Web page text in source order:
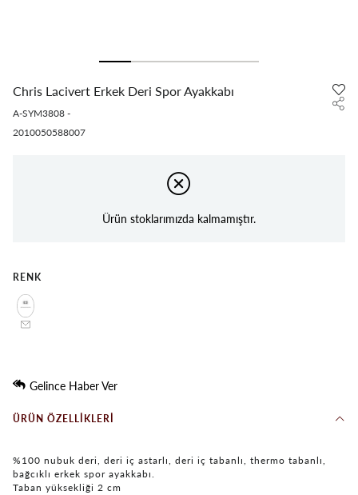
Chris Lacivert Erkek Deri Spor Ayakkabı
A-SYM3808 -
2010050588007
Ürün stoklarımızda kalmamıştır.
RENK
Gelince Haber Ver
ÜRÜN ÖZELLIKLERI
%100 nubuk deri, deri iç astarlı, deri iç tabanlı, thermo tabanlı,
bağcıklı erkek spor ayakkabı.
Taban yüksekliği 2 cm